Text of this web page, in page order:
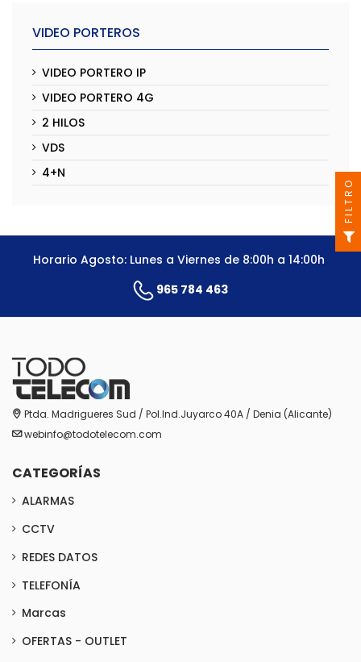
VIDEO PORTEROS
VIDEO PORTERO IP
VIDEO PORTERO 4G
2 HILOS
VDS
4+N
Horario Agosto: Lunes a Viernes de 8:00h a 14:00h
965 784 463
Ptda. Madrigueres Sud / Pol.Ind.Juyarco 40A / Denia (Alicante)
webinfo@todotelecom.com
CATEGORÍAS
ALARMAS
CCTV
REDES DATOS
TELEFONÍA
Marcas
OFERTAS - OUTLET
FILTRO